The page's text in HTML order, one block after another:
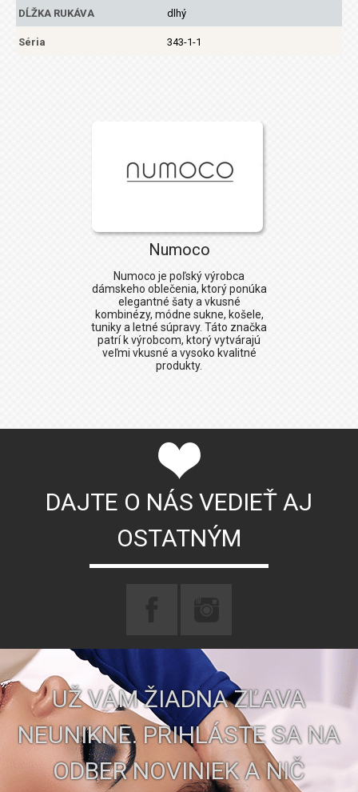
DĹŽKA RUKÁVA dlhý
Séria 343-1-1
Numoco
Numoco je poľský výrobca
dámskeho oblečenia, ktorý ponúka
elegantné šaty a vkusné
kombinézy, módne sukne, košele,
tuniky a letné súpravy. Táto značka
patrí k výrobcom, ktorý vytvárajú
veľmi vkusné a vysoko kvalitné
produkty.
DAJTE O NÁS VEDIEŤ AJ
OSTATNÝM
UŽ VÁM ŽIADNA ZĽAVA
NEUNIKNE. PRIHLÁSTE SA NA
ODBER NOVINIEK A NIČ